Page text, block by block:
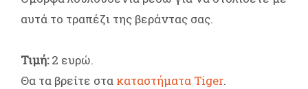
αυτά το τραπέζι της βεράντας σας.
Τιμή:2 ευρώ.
Θα τα βρείτε στα καταστήματα Tiger.